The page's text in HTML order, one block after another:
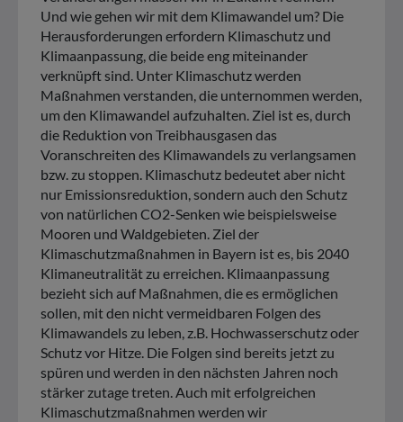
Und wie gehen wir mit dem Klimawandel um? Die
Herausforderungen erfordern Klimaschutz und
Klimaanpassung, die beide eng miteinander
verknüpft sind. Unter Klimaschutz werden
Maßnahmen verstanden, die unternommen werden,
um den Klimawandel aufzuhalten. Ziel ist es, durch
die Reduktion von Treibhausgasen das
Voranschreiten des Klimawandels zu verlangsamen
bzw. zu stoppen. Klimaschutz bedeutet aber nicht
nur Emissionsreduktion, sondern auch den Schutz
von natürlichen CO2-Senken wie beispielsweise
Mooren und Waldgebieten. Ziel der
Klimaschutzmaßnahmen in Bayern ist es, bis 2040
Klimaneutralität zu erreichen. Klimaanpassung
bezieht sich auf Maßnahmen, die es ermöglichen
sollen, mit den nicht vermeidbaren Folgen des
Klimawandels zu leben, z.B. Hochwasserschutz oder
Schutz vor Hitze. Die Folgen sind bereits jetzt zu
spüren und werden in den nächsten Jahren noch
stärker zutage treten. Auch mit erfolgreichen
Klimaschutzmaßnahmen werden wir